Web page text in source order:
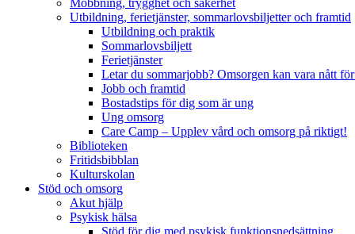
Mobbning, trygghet och säkerhet
Utbildning, ferietjänster, sommarlovsbiljetter och framtid
Utbildning och praktik
Sommarlovsbiljett
Ferietjänster
Letar du sommarjobb? Omsorgen kan vara nått
Jobb och framtid
Bostadstips för dig som är ung
Ung omsorg
Care Camp – Upplev vård och omsorg på riktigt!
Biblioteken
Fritidsbibblan
Kulturskolan
Stöd och omsorg
Akut hjälp
Psykisk hälsa